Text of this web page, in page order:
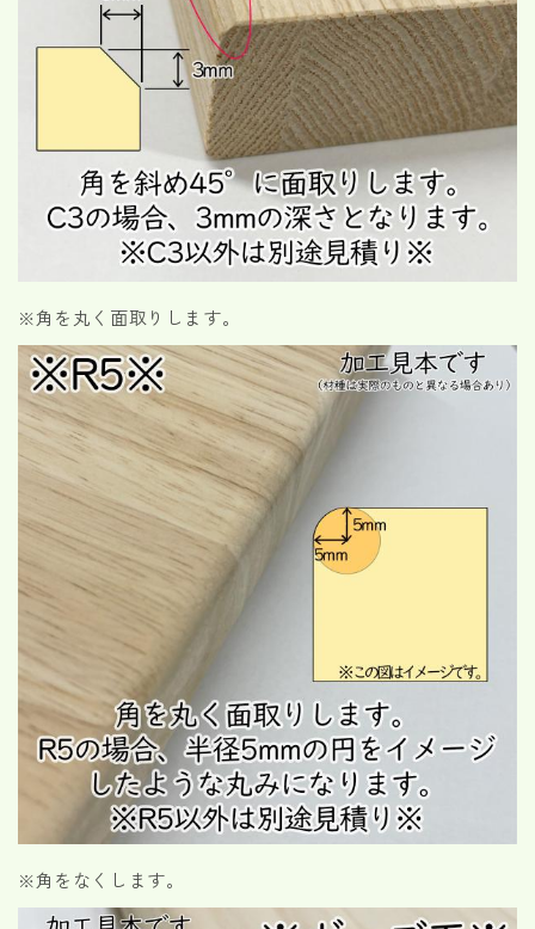
※角を丸く面取りします。
※角をなくします。